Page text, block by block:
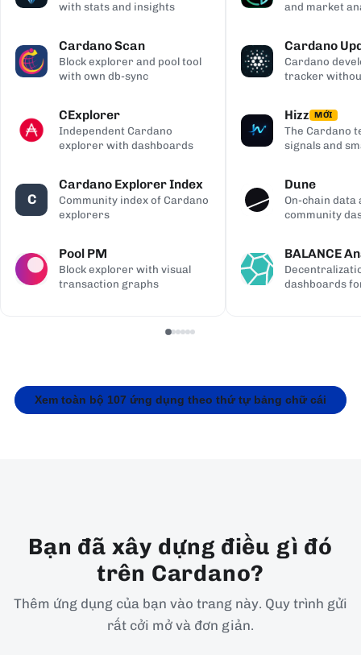
with stats and insights
Cardano Scan
Block explorer and pool tool
with own db-sync
CExplorer
Independent Cardano
explorer with dashboards
C
Cardano Explorer Index
Community index of Cardano
explorers
Pool PM
Block explorer with visual
transaction graphs
and market
Cardano
Cardano
tracker
Hizz MỚI
The Cardano
signals and
Dune
On-chain data
community
BALANCE
dashboards
Xem toàn bộ 107 ứng dụng theo thứ tự bảng chữ cái
Bạn đã xây dựng điều gì đó
trên Cardano?
Thêm ứng dụng của bạn vào trang này. Quy trình gửi
rất cởi mở và đơn giản.